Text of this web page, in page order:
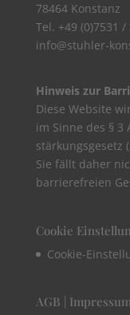
78464 Konstanz
Tel. +49 (0)7531 /
info@stuhler-
Hinweis zur
Diese Website
im Sinne des §
stärkungsgesetz
Sie fällt daher
barrierefreien
Cookie
Cookie-
AGB |